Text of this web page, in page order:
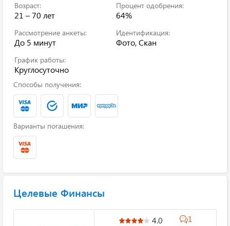
Возраст:
21 – 70 лет
Процент одобрения:
64%
Рассмотрение анкеты:
До 5 минут
Идентификация:
Фото, Скан
График работы:
Круглосуточно
Способы получения:
Варианты погашения:
Целевые Финансы
4.0 1